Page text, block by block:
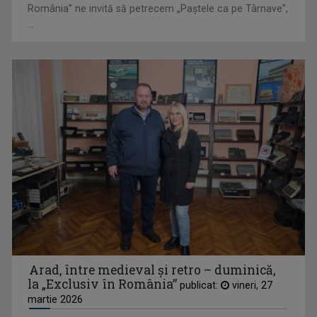
MIHAELA CRĂCIUN
Mihaela Crăciun (n. 1970, Reuseni, Suceava) ...
CRISTIAN MÎNDRU
A absolvit Facultatea de Jurnalism, ...
România” ne invită să petrecem „Paştele ca pe Târnave”,
Arad, între medieval și retro – duminică,
la „Exclusiv în România” publicat:
vineri, 27
martie 2026